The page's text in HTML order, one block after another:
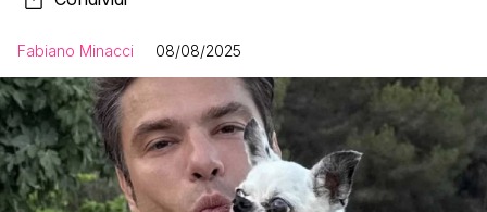
Fabiano Minacci 08/08/2025